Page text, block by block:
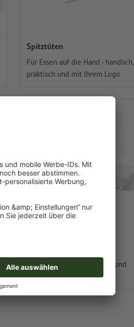
Spitztüten
Für Essen auf die Hand - handlich,
praktisch und mit Ihrem Logo
unerlässlich für Foodtrucks und
Imbisse